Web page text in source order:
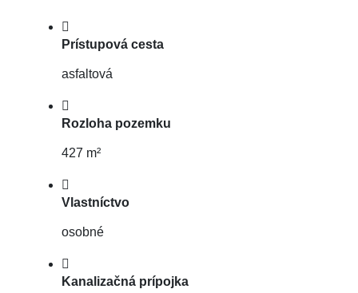
Prístupová cesta
asfaltová
Rozloha pozemku
427 m²
Vlastníctvo
osobné
Kanalizačná prípojka